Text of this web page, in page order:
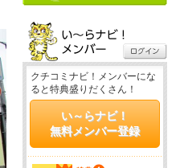
クチコミナビ！メンバーにな
ると特典盛りだくさん！
い～らナビ！
無料メンバー登録